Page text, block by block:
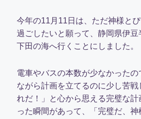
今年の11月11日は、ただ神様と
過ごしたいと願って、静岡県伊豆
下田の海へ行くことにしました。
電車やバスの本数が少なかった
ながら計画を立てるのに少し苦戦
れだ！」と心から思える完璧な計
った瞬間があって、「完璧だ、